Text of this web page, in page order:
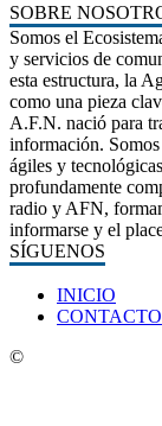
SOBRE
Somos el
y servicios de
esta estructura, la
como una pieza
A.F.N. nació para
información.
ágiles y
profundamente
radio y AFN,
informarse y el
SÍGUENOS
INICIO
CONTACTO
©